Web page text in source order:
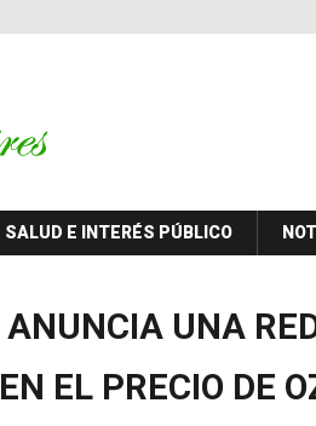
SALUD E INTERÉS PÚBLICO
ANUNCIA UNA
EN EL PRECIO DE